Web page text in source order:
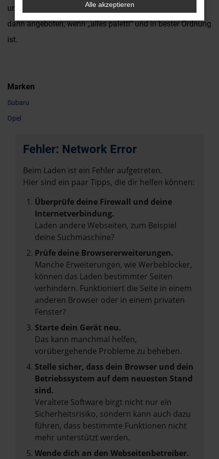
unserer Kfz-Meisterwerkstatt gründlich überprüft und erst
dann angeboten, wenn „alles paletti“ und in bester Ordnung
ist.
Marken
Subaru
Opel
Fehler: Network Error
Beim Laden ist ein Fehler aufgetreten.
Hier sind ein paar Tipps, die dir helfen können:
Überprüfe deine Firewall und deine
Internetverbindung.
Laden andere Webseiten, zum Beispiel
deine Suchmaschine?
Prüfe deine Browsererweiterungen.
Manche Erweiterungen, wie Werbeblocker,
können das Laden bestimmter Seiten
verhindern. Funktioniert die Seite in einem
anderen Browser oder in einem privaten
Fenster?
Starte dein Gerät neu.
Das kann manchmal helfen,
vorübergehende Probleme zu beheben.
Stelle sicher, dass dein Browser und dein
Betriebssystem auf dem neuesten Stand
sind.
Veraltete Software birgt nicht nur ein
Sicherheitsrisiko, sondern kann auch dazu
führen, dass bestimmte Funktionen nicht
mehr unterstützt werden.
Wende dich an den Webseitenbetreiber.
Alle akzeptieren